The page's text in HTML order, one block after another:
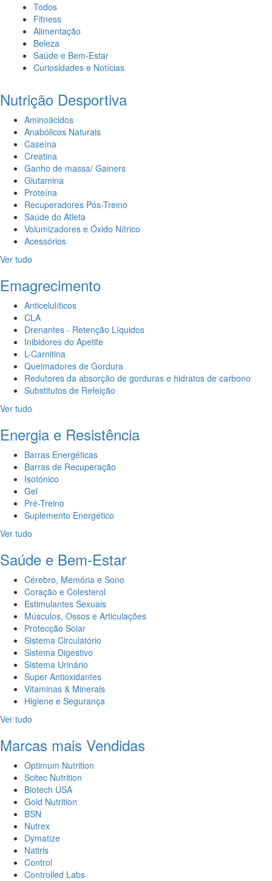
Todos
Fitness
Alimentação
Beleza
Saúde e Bem-Estar
Curiosidades e Notícias
Nutrição Desportiva
Aminoácidos
Anabólicos Naturais
Caseína
Creatina
Ganho de massa/ Gainers
Glutamina
Proteína
Recuperadores Pós-Treino
Saúde do Atleta
Volumizadores e Óxido Nítrico
Acessórios
Ver tudo
Emagrecimento
Anticelulíticos
CLA
Drenantes - Retenção Líquidos
Inibidores do Apetite
L-Carnitina
Queimadores de Gordura
Redutores da absorção de gorduras e hidratos de carbono
Substitutos de Refeição
Ver tudo
Energia e Resistência
Barras Energéticas
Barras de Recuperação
Isotónico
Gel
Pré-Treino
Suplemento Energético
Ver tudo
Saúde e Bem-Estar
Cérebro, Memória e Sono
Coração e Colesterol
Estimulantes Sexuais
Músculos, Ossos e Articulações
Protecção Solar
Sistema Circulatório
Sistema Digestivo
Sistema Urinário
Super Antioxidantes
Vitaminas & Minerais
Higiene e Segurança
Ver tudo
Marcas mais Vendidas
Optimum Nutrition
Scitec Nutrition
Biotech USA
Gold Nutrition
BSN
Nutrex
Dymatize
Natiris
Control
Controlled Labs